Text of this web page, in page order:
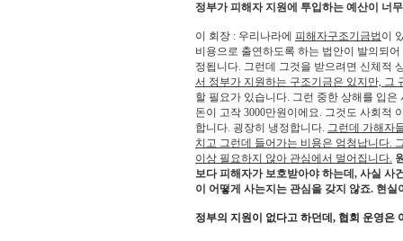
정부가 피해자 지원에 투입하는 예산이 너
이 회장 : 우리나라에 피해자구조기금법 이
비용으로 출연하도록 하는 법안이 발의되
정됩니다. 그런데 그것을 받으려면 신체적
서 정부가 지원하는 구조기금은 있지만, 그
할 필요가 있습니다. 그런 중한 상해를 입
돈이 고작 3000만원이에요. 그것도 사회적
합니다. 굉장히 냉정합니다. 그런데 가해자
치고 그런데 들어가는 비용은 엄청납니다.
이상 필요하지 않아 관심에서 멀어집니다.
보다 피해자가 보호받아야 하는데, 사실 사
이 어떻게 사는지는 관심을 갖지 않죠. 현실
정부의 지원이 없다고 하던데, 협회 운영은